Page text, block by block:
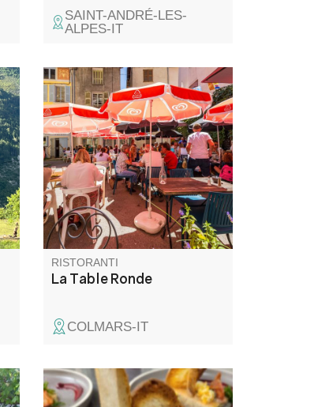
SAINT-ANDRÉ-LES-
ALPES-IT
Cucina tradizionale con prodotti
locali. Menù alla carta e fissi,
specialità del giorno, gelati. In
inverno, specialità di
montagna. Fondues
sayoyardes, bourguignonnes,
gratin di gnocchi ai funghi
porcini, cassetta calda con
génépi.
RISTORANTI
La Table Ronde
COLMARS-IT
Una cucina gustosa, profumata